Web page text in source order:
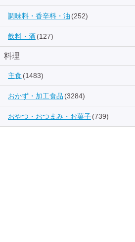
調味料・香辛料・油 (252)
飲料・酒(127)
料理
主食 (1483)
おかず・加工食品 (3284)
おやつ・おつまみ・お菓子(739)